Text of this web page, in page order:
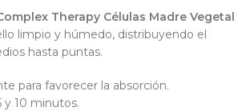
Therapy Células Madre Vegetal
limpio y húmedo, distribuyendo el
hasta puntas.
para favorecer la absorción.
y 10 minutos.